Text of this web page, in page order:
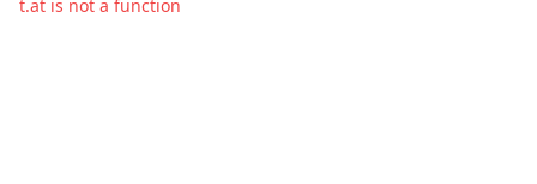
t.at is not a function